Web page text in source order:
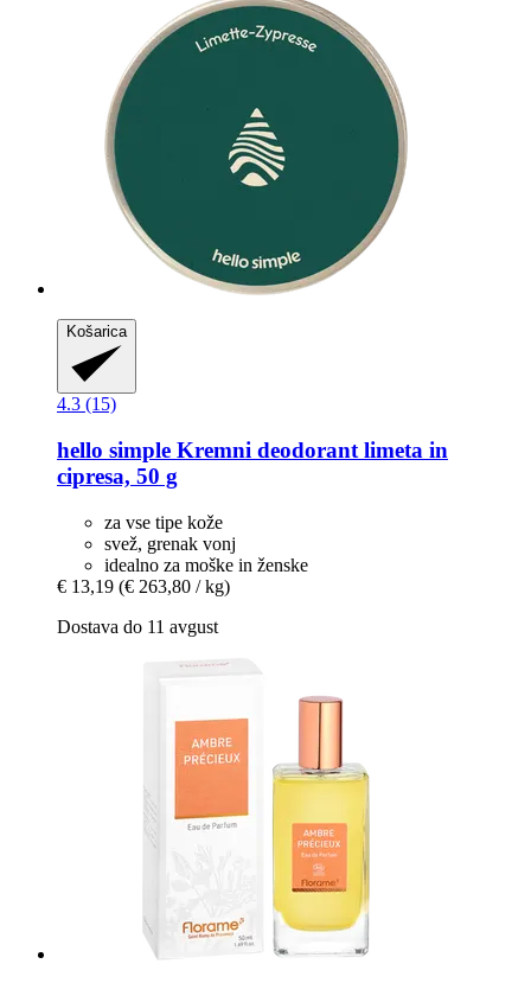
Košarica
4.3 (15)
hello simple Kremni deodorant limeta in
cipresa, 50 g
za vse tipe kože
svež, grenak vonj
idealno za moške in ženske
€ 13,19 (€ 263,80 / kg)
Dostava do 11 avgust